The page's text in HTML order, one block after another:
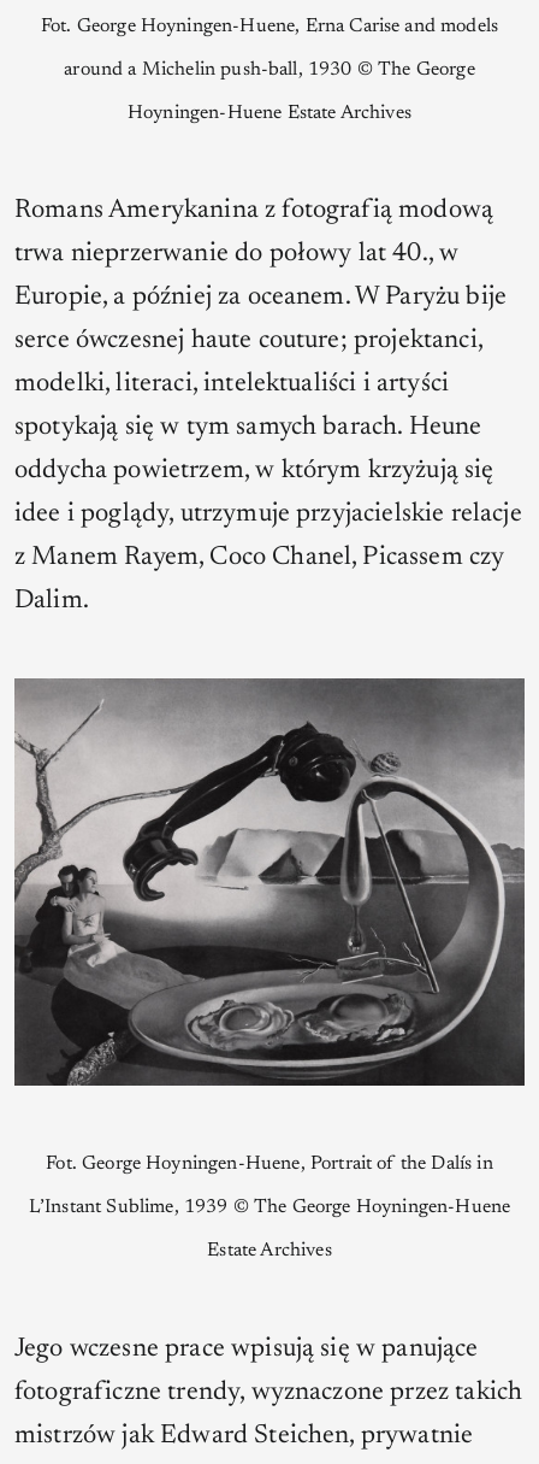
Fot. George Hoyningen-Huene, Erna Carise and models
around a Michelin push-ball, 1930 © The George
Hoyningen-Huene Estate Archives
Romans Amerykanina z fotografią modową
trwa nieprzerwanie do połowy lat 40., w
Europie, a później za oceanem. W Paryżu bije
serce ówczesnej haute couture; projektanci,
modelki, literaci, intelektualiści i artyści
spotykają się w tym samych barach. Heune
oddycha powietrzem, w którym krzyżują się
idee i poglądy, utrzymuje przyjacielskie relacje
z Manem Rayem, Coco Chanel, Picassem czy
Dalim.
Fot. George Hoyningen-Huene, Portrait of the Dalís in
L’Instant Sublime, 1939 © The George Hoyningen-Huene
Estate Archives
Jego wczesne prace wpisują się w panujące
fotograficzne trendy, wyznaczone przez takich
mistrzów jak Edward Steichen, prywatnie